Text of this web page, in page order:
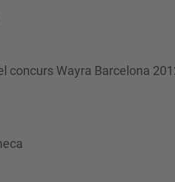
concurs Wayra Barcelona